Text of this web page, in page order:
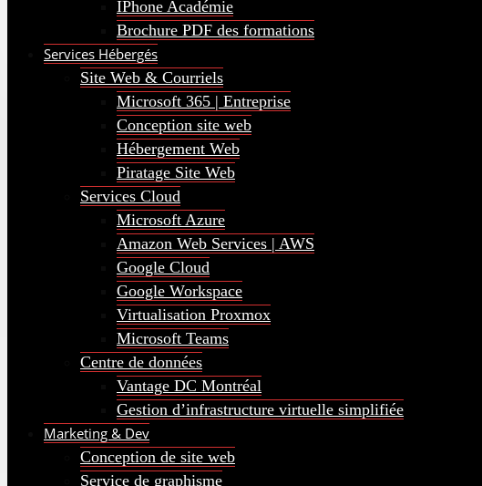
IPhone Académie
Brochure PDF des formations
Services Hébergés
Site Web & Courriels
Microsoft 365 | Entreprise
Conception site web
Hébergement Web
Piratage Site Web
Services Cloud
Microsoft Azure
Amazon Web Services | AWS
Google Cloud
Google Workspace
Virtualisation Proxmox
Microsoft Teams
Centre de données
Vantage DC Montréal
Gestion d’infrastructure virtuelle simplifiée
Marketing & Dev
Conception de site web
Service de graphisme